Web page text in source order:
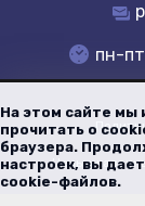
пн-
Цены
На этом сайте
прочитать о
браузера.
настроек, вы
cookie-файлов.